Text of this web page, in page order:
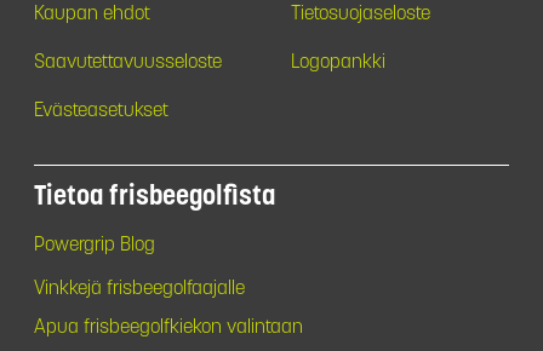
Kaupan ehdot Tietosuojaseloste
Saavutettavuusseloste Logopankki
Evästeasetukset
Tietoa frisbeegolfista
Powergrip Blog
Vinkkejä frisbeegolfaajalle
Apua frisbeegolfkiekon valintaan